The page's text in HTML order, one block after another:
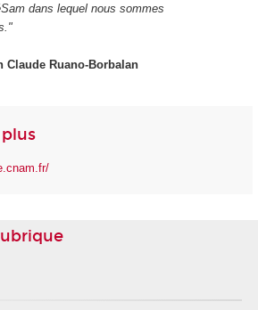
dans lequel nous sommes
Claude Ruano-Borbalan